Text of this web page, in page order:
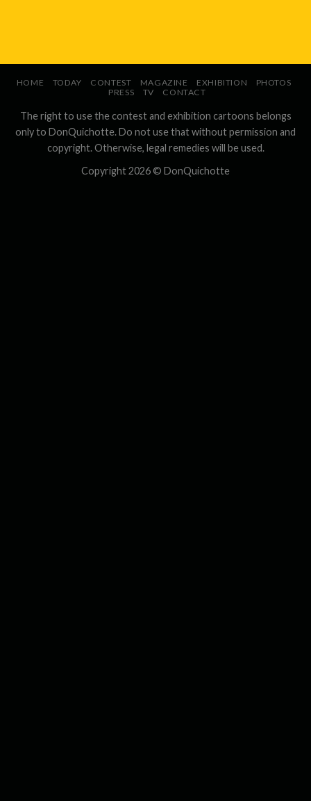
HOME TODAY CONTEST MAGAZINE EXHIBITION
PHOTOS
PRESS
TV CONTACT
The right to use the contest and exhibition cartoons belongs
only to DonQuichotte. Do not use that without permission and
copyright. Otherwise, legal remedies will be used.
Copyright 2026 © DonQuichotte